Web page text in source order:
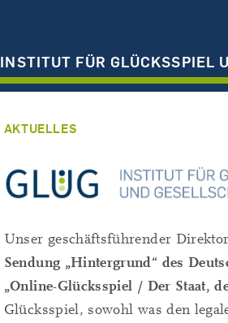
INSTITUT FÜR GLÜCKSSPIEL
AKTUELLES
Unser geschäftsführender Direktor
Sendung „Hintergrund“ des
„Online-Glücksspiel / Der Staat,
Glücksspiel, sowohl was den